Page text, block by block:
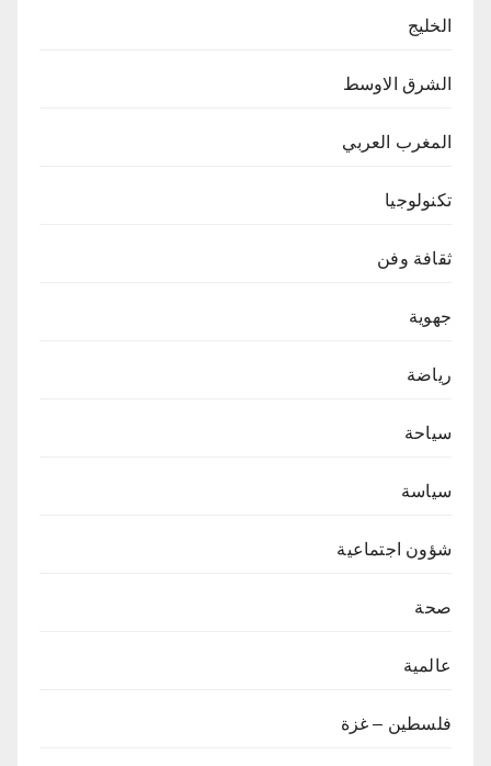
الخليج
الشرق الاوسط
المغرب العربي
تكنولوجيا
ثقافة وفن
جهوية
رياضة
سياحة
سياسة
شؤون اجتماعية
صحة
عالمية
فلسطين – غزة